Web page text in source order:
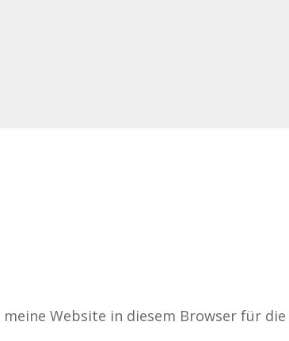
Website in diesem Browser für die